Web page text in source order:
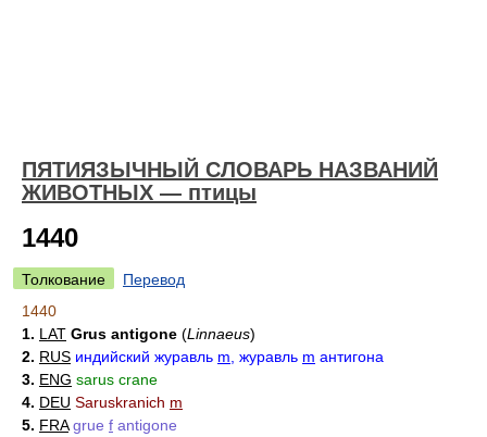
ПЯТИЯЗЫЧНЫЙ СЛОВАРЬ НАЗВАНИЙ
ЖИВОТНЫХ — птицы
1440
Толкование
Перевод
1440
1. LAT Grus antigone (Linnaeus)
2. RUS индийский журавль m , журавль m антигона
3. ENG sarus crane
4. DEU Saruskranich m
5. FRA grue f antigone